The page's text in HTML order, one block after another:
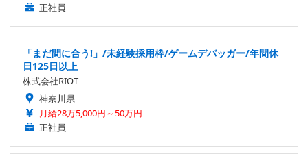
正社員
「まだ間に合う!」/未経験採用枠/ゲームデバッガー/年間休
日125日以上
株式会社RIOT
神奈川県
月給28万5,000円～50万円
正社員